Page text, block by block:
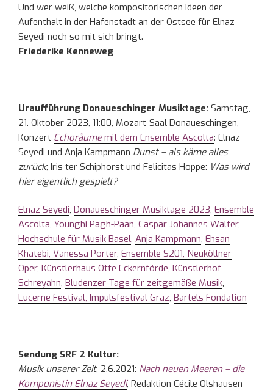
Und wer weiß, welche kompositorischen Ideen der
Aufenthalt in der Hafenstadt an der Ostsee für Elnaz
Seyedi noch so mit sich bringt.
Friederike Kenneweg
Uraufführung Donaueschinger Musiktage: Samstag,
21. Oktober 2023, 11:00, Mozart-Saal Donaueschingen,
Konzert Echoräumemit dem Ensemble Ascolta: Elnaz
Seyedi und Anja Kampmann Dunst – als käme alles
zurück; Iris ter Schiphorst und Felicitas Hoppe: Was wird
hier eigentlich gespielt?
Elnaz Seyedi, Donaueschinger Musiktage 2023, Ensemble
Ascolta, Younghi Pagh-Paan, Caspar Johannes Walter,
Hochschule für Musik Basel, Anja Kampmann, Ehsan
Khatebi, Vanessa Porter, Ensemble S201, Neuköllner
Oper, Künstlerhaus Otte Eckernförde, Künstlerhof
Schreyahn, Bludenzer Tage für zeitgemäße Musik,
Lucerne Festival, Impulsfestival Graz, Bartels Fondation
Sendung SRF 2 Kultur:
Musik unserer Zeit, 2.6.2021: Nach neuen Meeren – die
Komponistin Elnaz Seyedi, Redaktion Cécile Olshausen